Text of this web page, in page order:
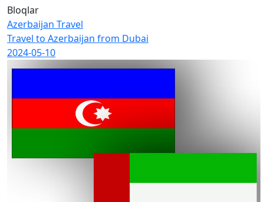
Bloqlar
Azerbaijan Travel
Travel to Azerbaijan from Dubai
2024-05-10